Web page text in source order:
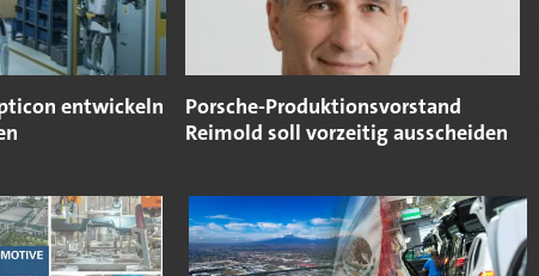
entwickeln
Porsche-Produktionsvorstand
Reimold soll vorzeitig ausscheiden